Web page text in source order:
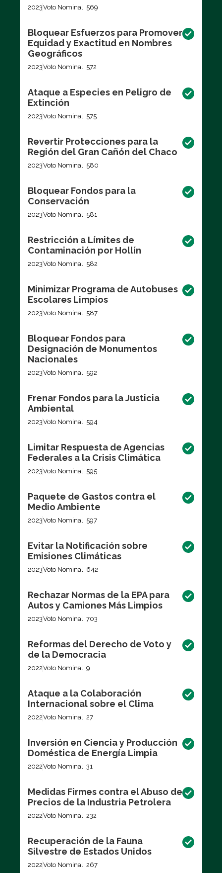
2023Voto Nominal: 569
Bloquear Esfuerzos para Promover
Equidad y Exactitud en Nombres
Geográficos
2023Voto Nominal: 572
Ataque a Especies en Peligro de
Extinción
2023Voto Nominal: 575
Revertir Protecciones para la
Región del Gran Cañón del Chaco
2023Voto Nominal: 580
Bloquear Fondos para la
Conservación
2023Voto Nominal: 581
Restricción a Límites de
Contaminación por Hollín
2023Voto Nominal: 582
Minimizar Programa de Autobuses
Escolares Limpios
2023Voto Nominal: 587
Bloquear Fondos para
Designación de Monumentos
Nacionales
2023Voto Nominal: 592
Frenar Fondos para la Justicia
Ambiental
2023Voto Nominal: 594
Limitar Respuesta de Agencias
Federales a la Crisis Climática
2023Voto Nominal: 595
Paquete de Gastos contra el
Medio Ambiente
2023Voto Nominal: 597
Evitar la Notificación sobre
Emisiones Climáticas
2023Voto Nominal: 642
Rechazar Normas de la EPA para
Autos y Camiones Más Limpios
2023Voto Nominal: 703
Reformas del Derecho de Voto y
de la Democracia
2022Voto Nominal: 9
Ataque a la Colaboración
Internacional sobre el Clima
2022Voto Nominal: 27
Inversión en Ciencia y Producción
Doméstica de Energía Limpia
2022Voto Nominal: 31
Medidas Firmes contra el Abuso de
Precios de la Industria Petrolera
2022Voto Nominal: 232
Recuperación de la Fauna
Silvestre de Estados Unidos
2022Voto Nominal: 267